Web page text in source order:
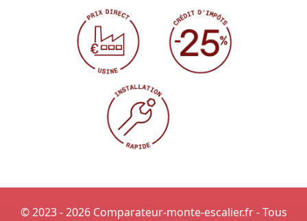
© 2023 - 2026 Comparateur-monte-escalier.fr - Tous